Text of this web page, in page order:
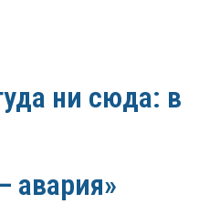
ни сюда: в
авария»